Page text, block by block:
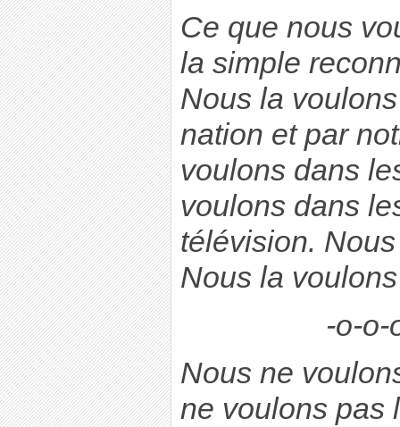
Ce que nous
la simple
Nous la
nation et par
voulons dans
voulons dans
télévision.
Nous la
-o-o-
Nous ne
ne voulons pas